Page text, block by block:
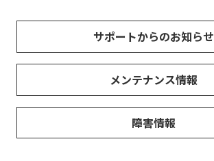
サポートからのお知らせ
メンテナンス情報
障害情報